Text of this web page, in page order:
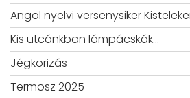
Angol nyelvi versenysiker
Kis utcánkban lámpácskák…
Jégkorizás
Termosz 2025